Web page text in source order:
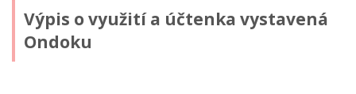
Výpis o využití a účtenka vystavená
Ondoku